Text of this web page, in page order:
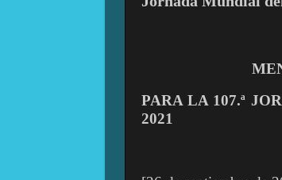
PARA LA 107.ª
2021